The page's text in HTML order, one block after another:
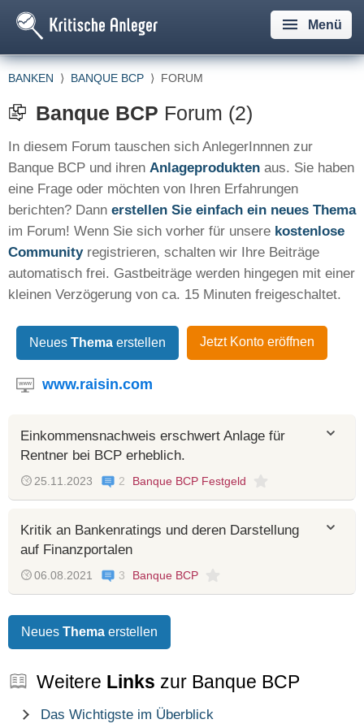
Menü
BANKEN ⟩ BANQUE BCP ⟩ FORUM
Banque BCP Forum (2)
In diesem Forum tauschen sich AnlegerInnnen zur
Banque BCP und ihren Anlageprodukten aus. Sie haben
eine Frage oder möchten von Ihren Erfahrungen
berichten? Dann erstellen Sie einfach ein neues Thema
im Forum! Wenn Sie sich vorher für unsere kostenlose
Communityregistrieren, schalten wir Ihre Beiträge
automatisch frei. Gastbeiträge werden hingegen mit einer
kleinen Verzögerung von ca. 15 Minuten freigeschaltet.
Neues Thema erstellen Jetzt Konto eröffnen
www.raisin.com
Einkommensnachweis erschwert Anlage für
Rentner bei BCP erheblich.
25.11.2023 2 Banque BCP Festgeld
Kritik an Bankenratings und deren Darstellung
auf Finanzportalen
06.08.2021 3 Banque BCP
Neues Thema erstellen
Weitere Links zur Banque BCP
Das Wichtigste im Überblick